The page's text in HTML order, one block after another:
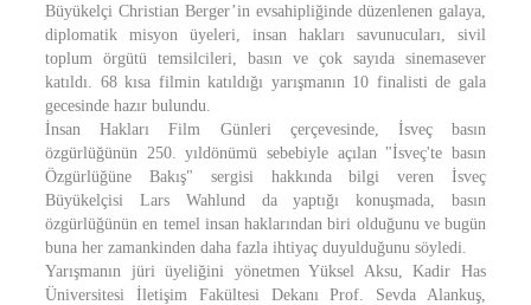
Büyükelçi Christian Berger’in evsahipliğinde düzenlenen galaya,
diplomatik misyon üyeleri, insan hakları savunucuları, sivil
toplum örgütü temsilcileri, basın ve çok sayıda sinemasever
katıldı. 68 kısa filmin katıldığı yarışmanın 10 finalisti de gala
gecesinde hazır bulundu.
İnsan Hakları Film Günleri çerçevesinde, İsveç basın
özgürlüğünün 250. yıldönümü sebebiyle açılan "İsveç'te basın
Özgürlüğüne Bakış" sergisi hakkında bilgi veren İsveç
Büyükelçisi Lars Wahlund da yaptığı konuşmada, basın
özgürlüğünün en temel insan haklarından biri olduğunu ve bugün
buna her zamankinden daha fazla ihtiyaç duyulduğunu söyledi.
Yarışmanın jüri üyeliğini yönetmen Yüksel Aksu, Kadir Has
Üniversitesi İletişim Fakültesi Dekanı Prof. Sevda Alankuş,